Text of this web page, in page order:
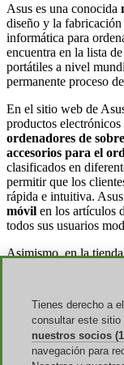
Asus es una conocida
diseño y la
informática para
encuentra en la lista
portátiles a nivel
permanente proceso
En el sitio web de
productos electrónicos
ordenadores de
accesorios para el
clasificados en
permitir que los
rápida e intuitiva.
móvil en los artículos
todos sus usuarios
Asimismo, en la
dependiendo de su
para trabajar, para
incluso, para gamers.
página de la marca
Tienes derecho a
consultar este
nuestros socios
navegación para